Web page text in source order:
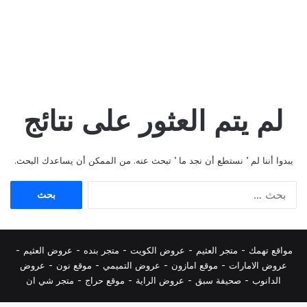
لم يتم العثور على نتائج
يبدوا أننا لم ’ نستطع أن نجد ما ’ تبحث عنه. من الممكن أن يساعدك البحث.
مواقع تهمك - متجر العثيم - عروض الكويت - متجر بنده - عروض العثيم -
عروض الامارات - موقع امازون - عروض التميمي - موقع نون - عروض
الدانوب - صحيفة سبق - عروض الراية - موقع حراج - متجر شي ان